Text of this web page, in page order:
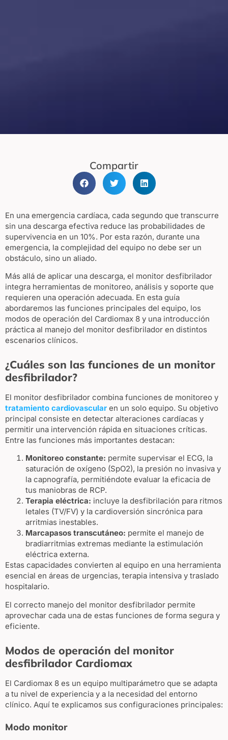
Compartir
En una emergencia cardíaca, cada segundo que transcurre
sin una descarga efectiva reduce las probabilidades de
supervivencia en un 10%. Por esta razón, durante una
emergencia, la complejidad del equipo no debe ser un
obstáculo, sino un aliado.
Más allá de aplicar una descarga, el monitor desfibrilador
integra herramientas de monitoreo, análisis y soporte que
requieren una operación adecuada. En esta guía
abordaremos las funciones principales del equipo, los
modos de operación del Cardiomax 8 y una introducción
práctica al manejo del monitor desfibrilador en distintos
escenarios clínicos.
¿Cuáles son las funciones de un monitor
desfibrilador?
El monitor desfibrilador combina funciones de monitoreo y
tratamiento cardiovascular en un solo equipo. Su objetivo
principal consiste en detectar alteraciones cardíacas y
permitir una intervención rápida en situaciones críticas.
Entre las funciones más importantes destacan:
Monitoreo constante: permite supervisar el ECG, la
saturación de oxígeno (SpO2), la presión no invasiva y
la capnografía, permitiéndote evaluar la eficacia de
tus maniobras de RCP.
Terapia eléctrica: incluye la desfibrilación para ritmos
letales (TV/FV) y la cardioversión sincrónica para
arritmias inestables.
Marcapasos transcutáneo: permite el manejo de
bradiarritmias extremas mediante la estimulación
eléctrica externa.
Estas capacidades convierten al equipo en una herramienta
esencial en áreas de urgencias, terapia intensiva y traslado
hospitalario.
El correcto manejo del monitor desfibrilador permite
aprovechar cada una de estas funciones de forma segura y
eficiente.
Modos de operación del monitor
desfibrilador Cardiomax
El Cardiomax 8 es un equipo multiparámetro que se adapta
a tu nivel de experiencia y a la necesidad del entorno
clínico. Aquí te explicamos sus configuraciones principales:
Modo monitor